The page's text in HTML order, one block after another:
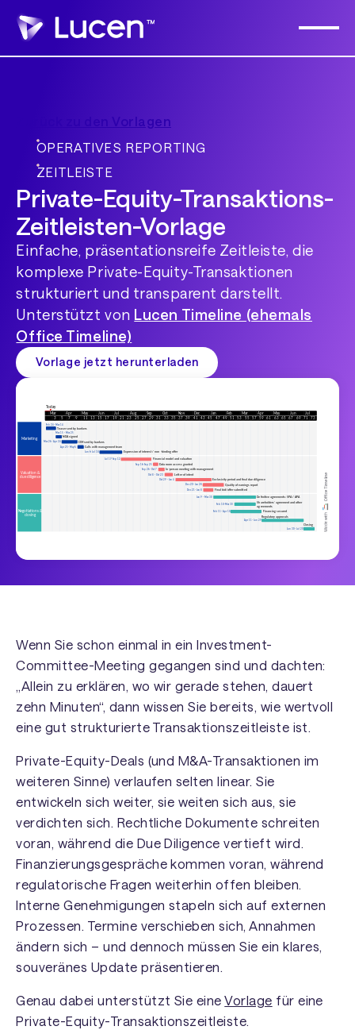
Zurück zu den Vorlagen
OPERATIVES REPORTING
ZEITLEISTE
Private-Equity-Transaktions-
Zeitleisten-Vorlage
Einfache, präsentationsreife Zeitleiste, die
komplexe Private-Equity-Transaktionen
strukturiert und transparent darstellt.
Unterstützt von Lucen Timeline (ehemals
Office Timeline)
Vorlage jetzt herunterladen
Wenn Sie schon einmal in ein Investment-
Committee-Meeting gegangen sind und dachten:
„Allein zu erklären, wo wir gerade stehen, dauert
zehn Minuten“, dann wissen Sie bereits, wie wertvoll
eine gut strukturierte Transaktionszeitleiste ist.
Private-Equity-Deals (und M&A-Transaktionen im
weiteren Sinne) verlaufen selten linear. Sie
entwickeln sich weiter, sie weiten sich aus, sie
verdichten sich. Rechtliche Dokumente schreiten
voran, während die Due Diligence vertieft wird.
Finanzierungsgespräche kommen voran, während
regulatorische Fragen weiterhin offen bleiben.
Interne Genehmigungen stapeln sich auf externen
Prozessen. Termine verschieben sich, Annahmen
ändern sich – und dennoch müssen Sie ein klares,
souveränes Update präsentieren.
Genau dabei unterstützt Sie eineVorlage für eine
Private-Equity-Transaktionszeitleiste.